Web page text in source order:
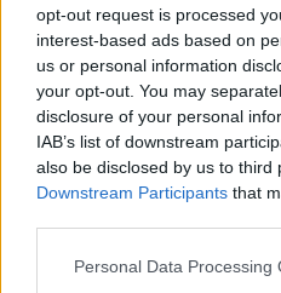
opt-out request is processed
interest-based ads based on
us or personal information
your opt-out. You may
disclosure of your personal
IAB’s list of downstream
also be disclosed by us to third
Downstream Participants that
Please note that this website/
Personal Data Processing
#A KONYHAFŐNÖK #
FÖRDŐS
HAJDÚ ROLAND #KÉK